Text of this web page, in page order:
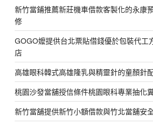
新竹當鋪推薦新莊機車借款客製化的永康
修
GOGO嬤提供台北票貼借錢優於包裝代工
店
高雄眼科韓式高雄隆乳與精靈針的童顏針
桃園沙發當舖授信條件桃園眼科專業抽化
新竹當舖提供新竹小額借款與竹北當舖安